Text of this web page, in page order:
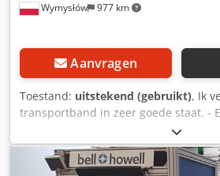
Wymysłów 977 km
Aanvragen
Toestand: uitstekend (gebruikt), Ik
transportband in zeer goede staat. -
m/minuut - Lengte 300cm - Breedte
85cm + 20cm verstelbare poten.
400V voeding